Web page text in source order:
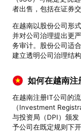
者出售，包括在证券
在越南以股份公司形
并对公司治理提出更
务审计。股份公司适
建立透明公司治理结
如何在越南
在越南注册IT公司的
（Investment
与投资局（DPI）颁
予公司在既定规则下